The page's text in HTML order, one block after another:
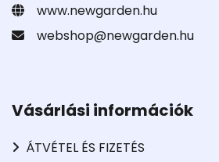
www.newgarden.hu
webshop@newgarden.hu
Vásárlási információk
ÁTVÉTEL ÉS FIZETÉS